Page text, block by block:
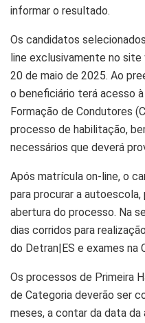
informar o resultado.
Os candidatos
line exclusivamente no site
20 de maio de 2025. Ao
o beneficiário terá acesso
Formação de Condutores
processo de habilitação,
necessários que deverá
Após matrícula on-line, o
para procurar a
abertura do processo. Na
dias corridos para
do Detran|ES e exames na
Os processos de Primeira
de Categoria deverão ser
meses, a contar da data